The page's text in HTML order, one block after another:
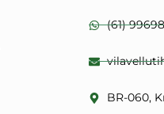
(61)
BR-060,